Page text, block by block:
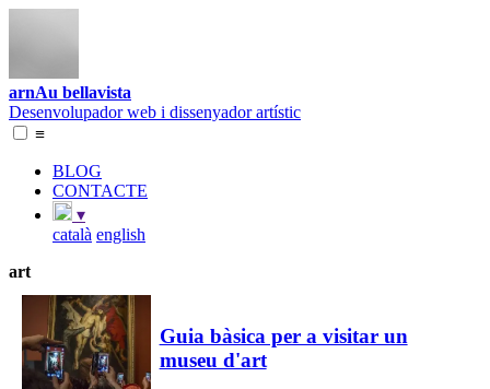
arnAu bellavista
Desenvolupador web i dissenyador artístic
≡
BLOG
CONTACTE
▾
català english
art
Guia bàsica per a visitar un
museu d'art